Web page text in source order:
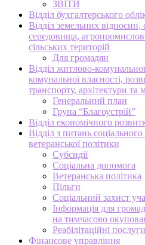
ЗВІТИ
Відділ бухгалтерського
Відділ земельних
середовища,
сільських територій
Для громадян
Відділ житлово-
комунальної власності,
транспорту, архітектури та
Генеральний план
Група “Благоустрій”
Відділ економічного
Відділ з питань
ветеранської політики
Субсидії
Соціальна допомога
Ветеранська політика
Пільги
Соціальний захист
Інформація для
на тимчасово
Реабілітаційні послуги
Фінансове управління